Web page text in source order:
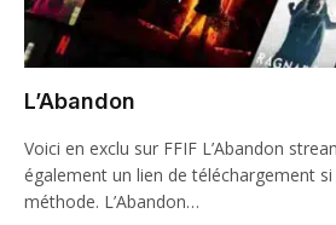
L’Abandon
Voici en exclu sur FFIF L’Abandon
également un lien de téléchargement
méthode. L’Abandon…